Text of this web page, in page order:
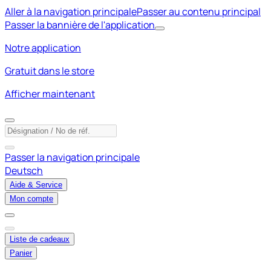
Aller à la navigation principalePasser au contenu principal
Passer la bannière de l'application
Notre application
Gratuit dans le store
Afficher maintenant
Passer la navigation principale
Deutsch
Aide & Service
Mon compte
Liste de cadeaux
Panier